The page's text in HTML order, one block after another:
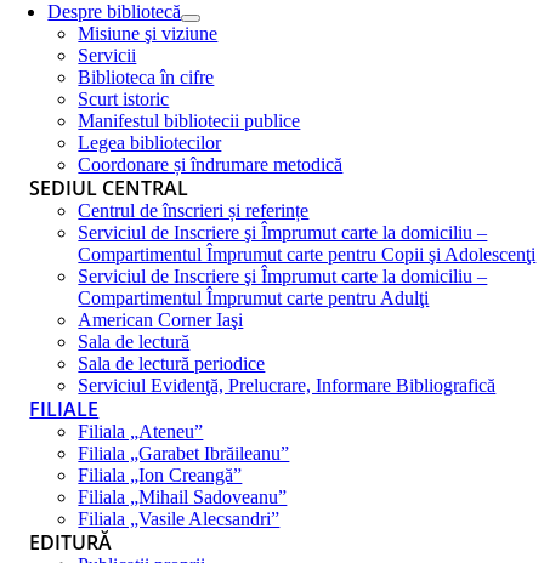
Despre bibliotecă
Misiune şi viziune
Servicii
Biblioteca în cifre
Scurt istoric
Manifestul bibliotecii publice
Legea bibliotecilor
Coordonare și îndrumare metodică
SEDIUL CENTRAL
Centrul de înscrieri și referințe
Serviciul de Inscriere şi Împrumut carte la domiciliu –
Compartimentul Împrumut carte pentru Copii şi Adolescenţi
Serviciul de Inscriere şi Împrumut carte la domiciliu –
Compartimentul Împrumut carte pentru Adulţi
American Corner Iaşi
Sala de lectură
Sala de lectură periodice
Serviciul Evidenţă, Prelucrare, Informare Bibliografică
FILIALE
Filiala „Ateneu”
Filiala „Garabet Ibrăileanu”
Filiala „Ion Creangă”
Filiala „Mihail Sadoveanu”
Filiala „Vasile Alecsandri”
EDITURĂ